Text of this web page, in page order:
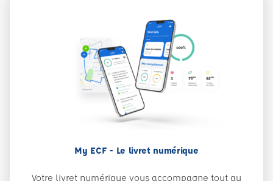
My ECF - Le livret numérique
Votre livret numérique vous accompagne tout au